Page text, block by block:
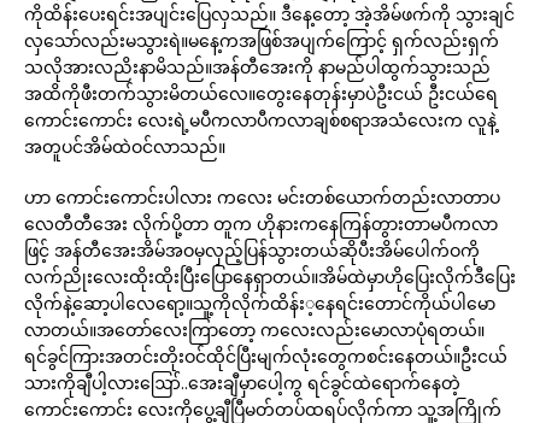
ကိုထိန်းပေးရင်းအပျင်းပြေလှသည်။ ဒီနေ့တော့ အဲ့အိမ်ဖက်ကို သွားချင်
လှသော်လည်းမသွားရဲ။မနေ့ကအဖြစ်အပျက်ကြောင့် ရှက်လည်းရှက်
သလိုအားလညိးနာမိသည်။အန်တီအေးကို နာမည်ပါထွက်သွားသည်
အထိကိုဖီးတက်သွားမိတယ်လေ။တွေးနေတုန်းမှာပဲဦးငယ် ဦးငယ်ရေ
ကောင်းကောင်း လေးရဲ့မပီကလာပီကလာချစ်စရာအသံလေးက လူနဲ့
အတူပင်အိမ်ထဲဝင်လာသည်။
ဟာ ကောင်းကောင်းပါလား ကလေး မင်းတစ်ယောက်တည်းလာတာပ
လေတီတီအေး လိုက်ပို့တာ တူက ဟိုနားကနေကြန်တွားတာမပီကလာ
ဖြင့် အန်တီအေးအိမ်အဝမှလှည့်ပြန်သွားတယ်ဆိုပီးအိမ်ပေါက်ဝကို
လက်ညိုးလေးထိုးထိုးပြီးပြောနေရှာတယ်။အိမ်ထဲမှာဟိုပြေးလိုက်ဒီပြေး
လိုက်နဲ့ဆော့ပါလေရော့။သူ့ကိုလိုက်ထိန်း့နေရင်းတောင်ကိုယ်ပါမော
လာတယ်။အတော်လေးကြာတော့ ကလေးလည်းမောလာပုံရတယ်။
ရင်ခွင်ကြားအတင်းတိုးဝင်ထိုင်ပြီးမျက်လုံးတွေကစင်းနေတယ်။ဦးငယ်
သားကိုချီပါ့လားဪ..အေးချီမှာပေါ့ကွ ရင်ခွင်ထဲရောက်နေတဲ့
ကောင်းကောင်း လေးကိုပွေ့ချီပြီမတ်တပ်ထရပ်လိုက်ကာ သူ့အကြိုက်